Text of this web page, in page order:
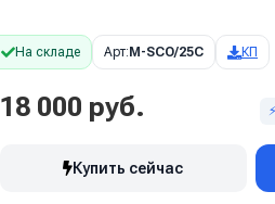
На складе Арт: M-SCO/25C КП
18 000 руб.
Купить сейчас